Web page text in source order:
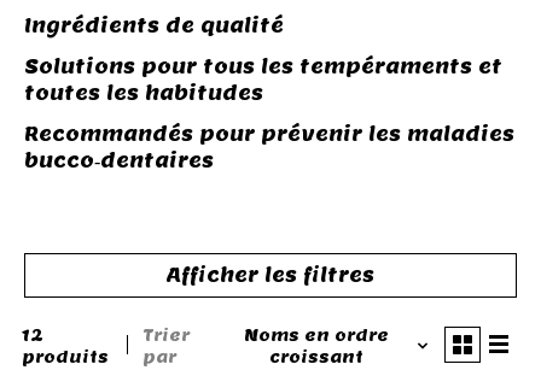
Ingrédients de qualité
Solutions pour tous les tempéraments et
toutes les habitudes
Recommandés pour prévenir les maladies
bucco‑dentaires
Afficher les filtres
12
produits
Trier
par
Noms en ordre
croissant